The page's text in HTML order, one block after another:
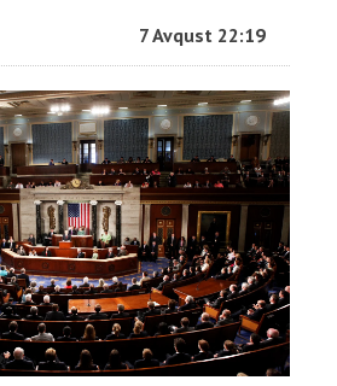
7 Avqust 22:19